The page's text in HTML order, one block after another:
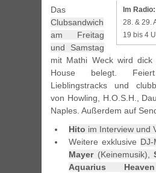
Im Radio:
28. & 29.
19 bis 4
Das
Clubsandwich
am Freitag
und Samstag
mit Mathi Weck wird dick
House belegt.
Lieblingstracks und
von Howling, H.O.S.H.,
Naples. Außerdem auf
Hito im Interview und
Weitere exklusive DJ-
Mayer(Keinemusik),
Aquarius Heaven